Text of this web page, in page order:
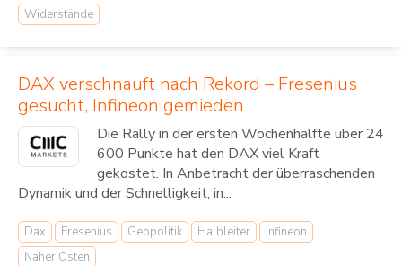
Widerstände
DAX verschnauft nach Rekord – Fresenius
gesucht, Infineon gemieden
Die Rally in der ersten Wochenhälfte über 24
600 Punkte hat den DAX viel Kraft
gekostet. In Anbetracht der überraschenden
Dynamik und der Schnelligkeit, in...
Dax Fresenius Geopolitik Halbleiter
Infineon
Naher Osten